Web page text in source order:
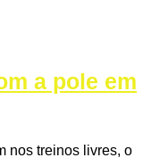
a pole em
nos treinos livres, o